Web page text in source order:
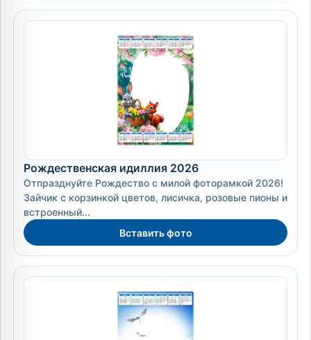
Рождественская идиллия 2026
Отпразднуйте Рождество с милой фоторамкой 2026!
Зайчик с корзинкой цветов, лисичка, розовые пионы и
встроенный...
Вставить фото